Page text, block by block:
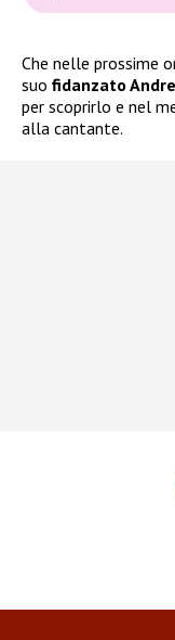
Che nelle prossime
suo fidanzato
per scoprirlo e nel
alla cantante.